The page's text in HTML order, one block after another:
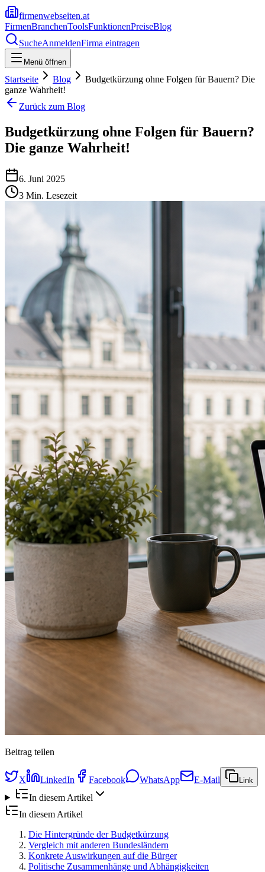
firmenwebseiten.at
FirmenBranchenToolsFunktionenPreiseBlog
SucheAnmeldenFirma eintragen
Menü öffnen
Startseite Blog
Budgetkürzung ohne Folgen für Bauern? Die
ganze Wahrheit!
Zurück zum Blog
Budgetkürzung ohne Folgen für Bauern?
Die ganze Wahrheit!
6. Juni 2025
3 Min. Lesezeit
Beitrag teilen
X LinkedIn Facebook WhatsApp E-Mail Link
In diesem Artikel
In diesem Artikel
Die Hintergründe der Budgetkürzung
Vergleich mit anderen Bundesländern
Konkrete Auswirkungen auf die Bürger
Politische Zusammenhänge und Abhängigkeiten